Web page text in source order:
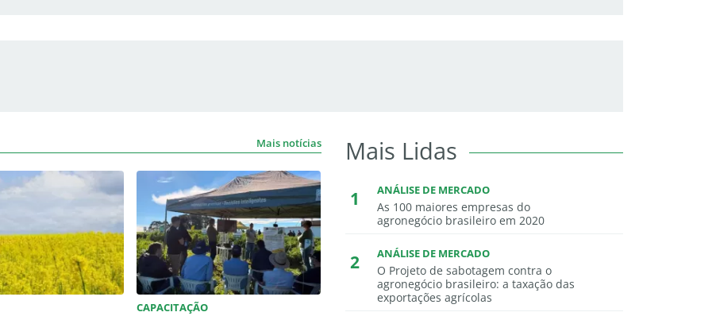
Mais notícias
CAPACITAÇÃO
Mais Lidas
ANÁLISE DE MERCADO
As 100 maiores empresas do
agronegócio brasileiro em 2020
ANÁLISE DE MERCADO
O Projeto de sabotagem contra o
agronegócio brasileiro: a taxação das
exportações agrícolas